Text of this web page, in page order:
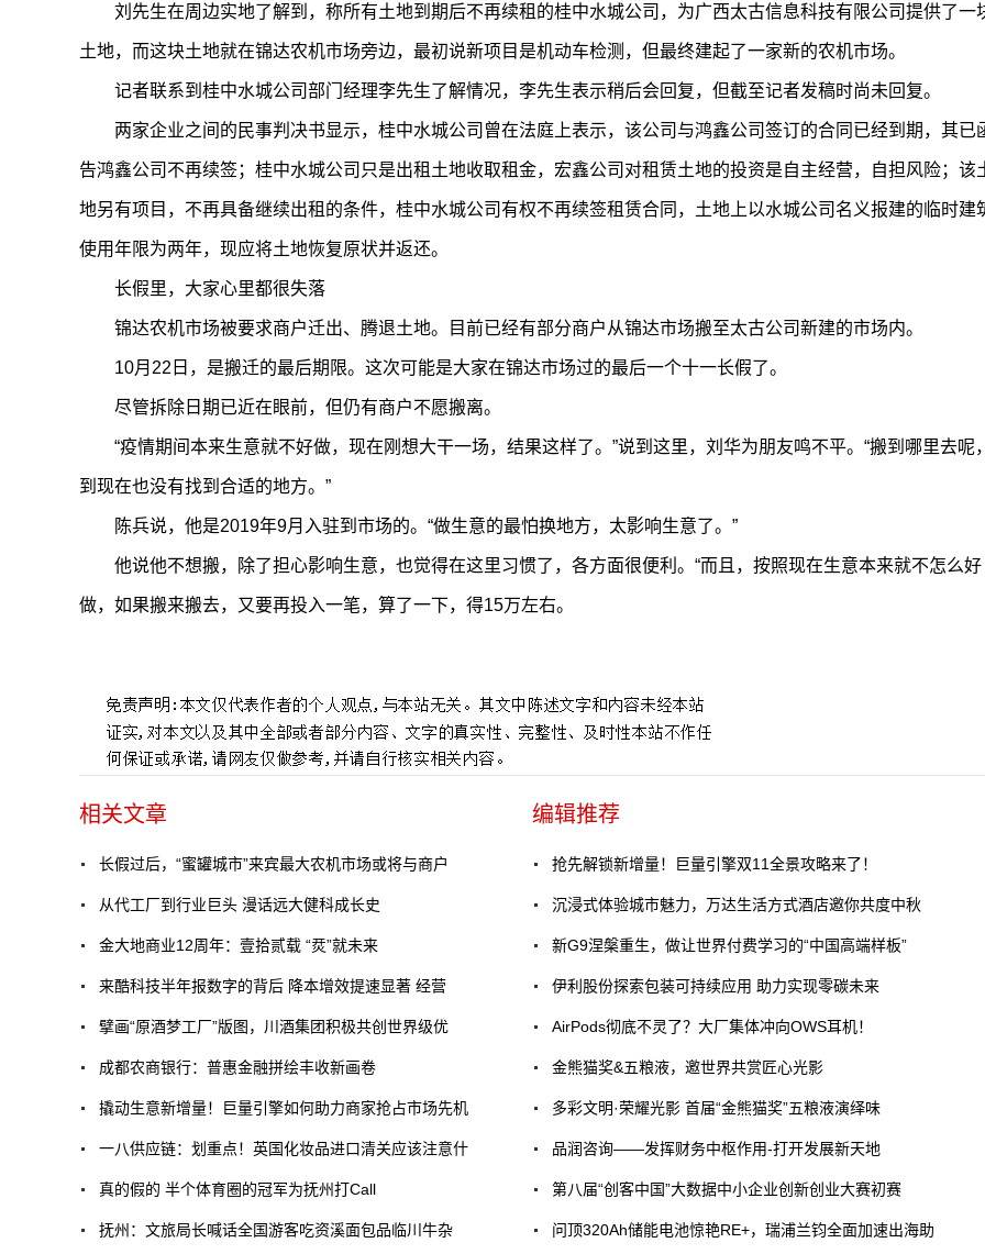
刘先生在周边实地了解到，称所有土地到期后不再续租的桂中水城公司，为广西太古信息科技有限公司提供了一
土地，而这块土地就在锦达农机市场旁边，最初说新项目是机动车检测，但最终建起了一家新的农机市场。
记者联系到桂中水城公司部门经理李先生了解情况，李先生表示稍后会回复，但截至记者发稿时尚未回复。
两家企业之间的民事判决书显示，桂中水城公司曾在法庭上表示，该公司与鸿鑫公司签订的合同已经到期，其已
告鸿鑫公司不再续签；桂中水城公司只是出租土地收取租金，宏鑫公司对租赁土地的投资是自主经营，自担风险；该
地另有项目，不再具备继续出租的条件，桂中水城公司有权不再续签租赁合同，土地上以水城公司名义报建的临时建
使用年限为两年，现应将土地恢复原状并返还。
长假里，大家心里都很失落
锦达农机市场被要求商户迁出、腾退土地。目前已经有部分商户从锦达市场搬至太古公司新建的市场内。
10月22日，是搬迁的最后期限。这次可能是大家在锦达市场过的最后一个十一长假了。
尽管拆除日期已近在眼前，但仍有商户不愿搬离。
“疫情期间本来生意就不好做，现在刚想大干一场，结果这样了。”说到这里，刘华为朋友鸣不平。“搬到哪里去呢，
到现在也没有找到合适的地方。”
陈兵说，他是2019年9月入驻到市场的。“做生意的最怕换地方，太影响生意了。”
他说他不想搬，除了担心影响生意，也觉得在这里习惯了，各方面很便利。“而且，按照现在生意本来就不怎么好
做，如果搬来搬去，又要再投入一笔，算了一下，得15万左右。
相关文章
长假过后，“蜜罐城市”来宾最大农机市场或将与商户
从代工厂到行业巨头 漫话远大健科成长史
金大地商业12周年：壹拾贰载 “烎”就未来
来酷科技半年报数字的背后 降本增效提速显著 经营
擘画“原酒梦工厂”版图，川酒集团积极共创世界级优
成都农商银行：普惠金融拼绘丰收新画卷
撬动生意新增量！巨量引擎如何助力商家抢占市场先机
一八供应链：划重点！英国化妆品进口清关应该注意什
真的假的 半个体育圈的冠军为抚州打Call
抚州：文旅局长喊话全国游客吃资溪面包品临川牛杂
编辑推荐
抢先解锁新增量！巨量引擎双11全景攻略来了！
沉浸式体验城市魅力，万达生活方式酒店邀你共度中秋
新G9涅槃重生，做让世界付费学习的“中国高端样板”
伊利股份探索包装可持续应用 助力实现零碳未来
AirPods彻底不灵了？大厂集体冲向OWS耳机！
金熊猫奖&五粮液，邀世界共赏匠心光影
多彩文明·荣耀光影 首届“金熊猫奖”五粮液演绎味
品润咨询——发挥财务中枢作用-打开发展新天地
第八届“创客中国”大数据中小企业创新创业大赛初赛
问顶320Ah储能电池惊艳RE+，瑞浦兰钧全面加速出海助